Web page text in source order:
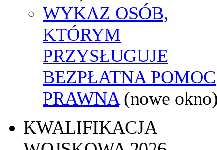
WYKAZ OSÓB,
KTÓRYM
PRZYSŁUGUJE
BEZPŁATNA POMOC
PRAWNA (nowe
KWALIFIKACJA